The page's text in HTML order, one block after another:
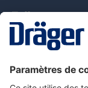
Nous contacter